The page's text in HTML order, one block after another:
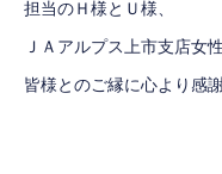
担当のＨ様とＵ様、
ＪＡアルプス上市支店女
皆様とのご縁に心より感